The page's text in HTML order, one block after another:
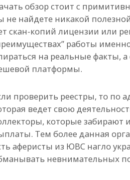
обзор стоит с
не найдете никакой
скан-копий лицензии или
работы
на реальные факты,
платформы.
проверить реестры, то по
ведет свою
которые
Тем более данная
аферисты из ЮВС нагло
невнимательных